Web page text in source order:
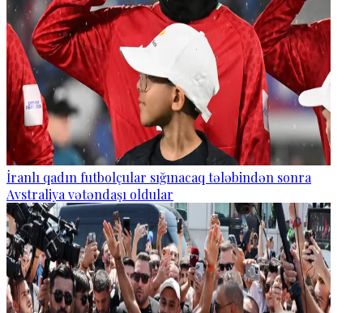
İranlı qadın futbolçular sığınacaq tələbindən sonra
Avstraliya vətəndaşı oldular